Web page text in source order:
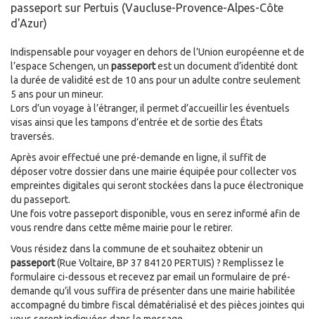
passeport sur Pertuis (Vaucluse-Provence-Alpes-Côte
d'Azur)
Indispensable pour voyager en dehors de l’Union européenne et de
l’espace Schengen, un passeportest un document d’identité dont
la durée de validité est de 10 ans pour un adulte contre seulement
5 ans pour un mineur.
Lors d’un voyage à l’étranger, il permet d’accueillir les éventuels
visas ainsi que les tampons d’entrée et de sortie des États
traversés.
Après avoir effectué une pré-demande en ligne, il suffit de
déposer votre dossier dans une mairie équipée pour collecter vos
empreintes digitales qui seront stockées dans la puce électronique
du passeport.
Une fois votre passeport disponible, vous en serez informé afin de
vous rendre dans cette même mairie pour le retirer.
Vous résidez dans la commune de et souhaitez obtenir un
passeport(Rue Voltaire, BP 37 84120 PERTUIS) ? Remplissez le
formulaire ci-dessous et recevez par email un formulaire de pré-
demande qu’il vous suffira de présenter dans une mairie habilitée
accompagné du timbre fiscal dématérialisé et des pièces jointes qui